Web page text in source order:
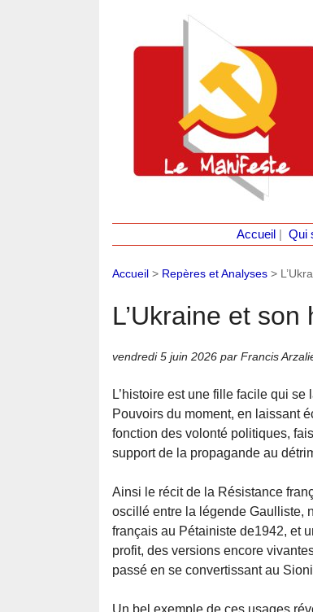
Accueil Qui
Accueil > Repères et Analyses >
L’Ukraine et son
vendredi 5 juin 2026 par Francis
L’histoire est une fille facile qui
Pouvoirs du moment, en laissant
fonction des volonté politiques,
support de la propagande au
Ainsi le récit de la Résistance
oscillé entre la légende Gaulliste,
français au Pétainiste de1942, et
profit, des versions encore
passé en se convertissant au